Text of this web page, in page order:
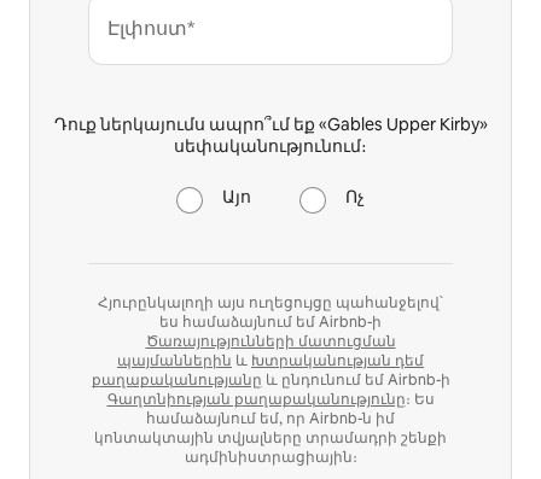
Էլփոստ*
Դուք ներկայումս ապրո՞ւմ եք «Gables Upper Kirby»
սեփականությունում։
Այո Ոչ
Հյուրընկալողի այս ուղեցույցը պահանջելով՝
ես համաձայնում եմ Airbnb-ի
Ծառայությունների մատուցման
պայմաններին և Խտրականության դեմ
քաղաքականությանը և ընդունում եմ Airbnb-ի
Գաղտնիության քաղաքականությունը։ Ես
համաձայնում եմ, որ Airbnb-ն իմ
կոնտակտային տվյալները տրամադրի շենքի
ադմինիստրացիային։